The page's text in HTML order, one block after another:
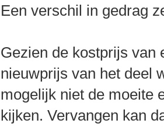
Een verschil in gedrag
Gezien de kostprijs van
nieuwprijs van het deel
mogelijk niet de moeite
kijken. Vervangen kan